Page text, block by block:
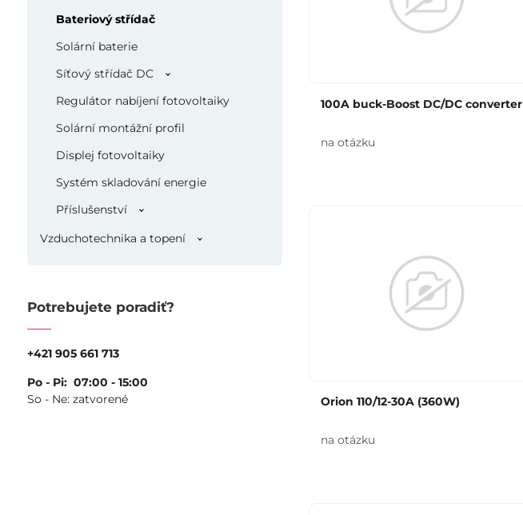
Bateriový střídač
Solární baterie
Síťový střídač DC
Regulátor nabíjení fotovoltaiky
Solární montážní profil
Displej fotovoltaiky
Systém skladování energie
Příslušenství
Vzduchotechnika a topení
Potrebujete poradiť?
+421 905 661 713
Po - Pi: 07:00 - 15:00
So - Ne: zatvorené
100A buck-Boost DC/DC converter
na otázku
Orion 110/12-30A (360W)
na otázku